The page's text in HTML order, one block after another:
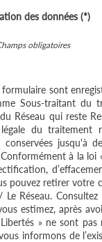
des données (*)
obligatoires
sont
Sous-traitant du
Réseau qui reste
légale du
jusqu'à
à la
pouvez retirer
Réseau. Consultez
estimez, après
» ne sont pas
informons de